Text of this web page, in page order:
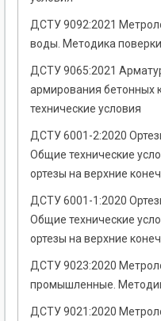
ДСТУ 9092:2021
воды. Методика поверки
ДСТУ 9065:2021
армирования бетонных
технические условия
ДСТУ 6001-2:2020
Общие технические
ортезы на верхние
ДСТУ 6001-1:2020
Общие технические
ортезы на верхние
ДСТУ 9023:2020
промышленные.
ДСТУ 9021:2020